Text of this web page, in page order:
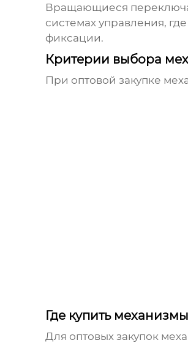
Вращающиеся
системах управления,
фиксации.
Критерии выбора
При оптовой закупке
Где купить
Для оптовых закупок